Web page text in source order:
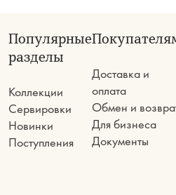
Популярные
разделы
Коллекции
Сервировки
Новинки
Поступления
Доставка и
оплата
Обмен и
Для бизнеса
Документы